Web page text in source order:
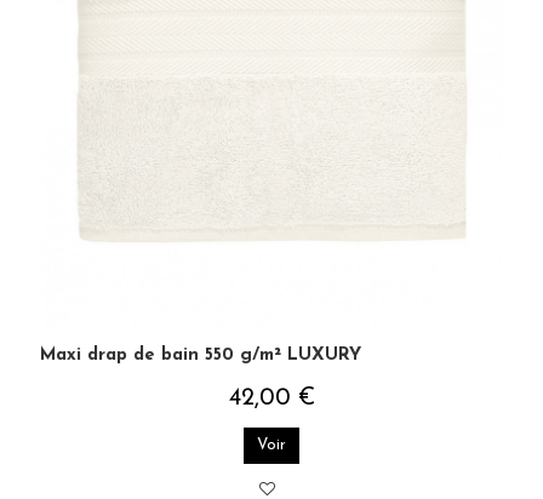
Maxi drap de bain 550 g/m² LUXURY
42,00 €
Voir